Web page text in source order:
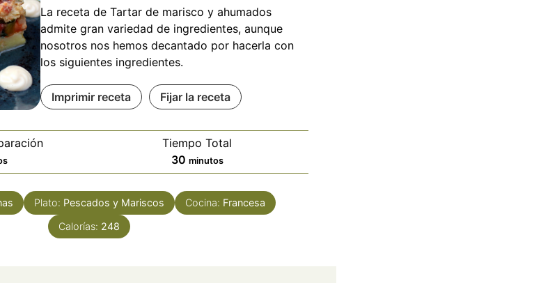
La receta de Tartar de marisco y ahumados
admite gran variedad de ingredientes, aunque
nosotros nos hemos decantado por hacerla con
los siguientes ingredientes.
Imprimir receta Fijar la receta
Tiempo Total
30minutos
minutos
Plato: Pescados y Mariscos Cocina: Francesa
Calorías: 248